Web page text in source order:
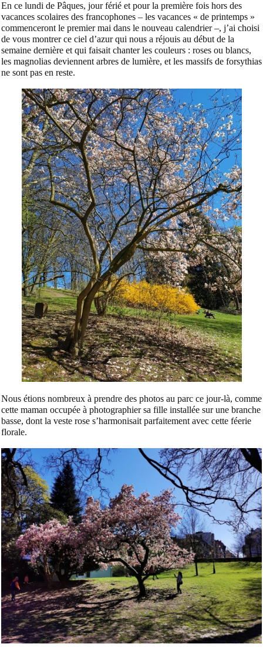
En ce lundi de Pâques, jour férié et pour la première fois hors des
vacances scolaires des francophones – les vacances « de printemps »
commenceront le premier mai dans le nouveau calendrier –, j’ai choisi
de vous montrer ce ciel d’azur qui nous a réjouis au début de la
semaine dernière et qui faisait chanter les couleurs : roses ou blancs,
les magnolias deviennent arbres de lumière, et les massifs de forsythias
ne sont pas en reste.
Nous étions nombreux à prendre des photos au parc ce jour-là, comme
cette maman occupée à photographier sa fille installée sur une branche
basse, dont la veste rose s’harmonisait parfaitement avec cette féerie
florale.